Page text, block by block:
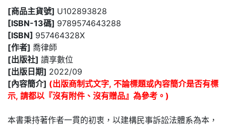
[商品主貨號] U102893828
[ISBN-13碼] 9789574643288
[ISBN] 957464328X
[作者] 喬律師
[出版社] 讀享數位
[出版日期] 2022/09
[內容簡介] (出版商制式文字, 不論標題或內容簡介是否有標
示, 請都以『沒有附件、沒有贈品』為參考。)
本書秉持著作者一貫的初衷，以建構民事訴訟法體系為本，